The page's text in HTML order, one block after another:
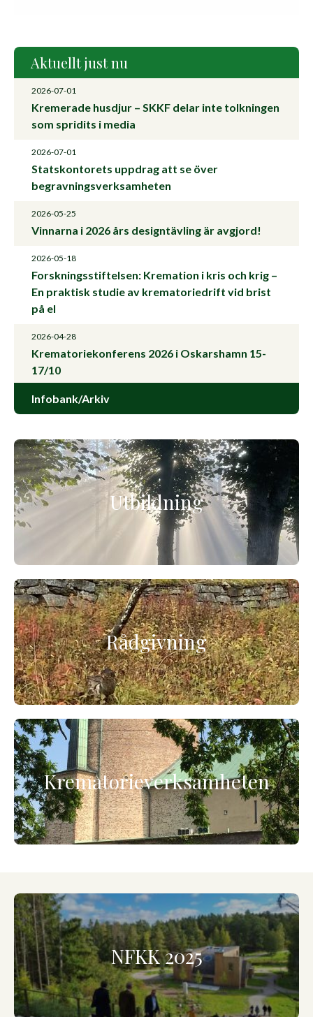
Aktuellt just nu
2026-07-01
Kremerade husdjur – SKKF delar inte tolkningen
som spridits i media
2026-07-01
Statskontorets uppdrag att se över
begravningsverksamheten
2026-05-25
Vinnarna i 2026 års designtävling är avgjord!
2026-05-18
Forskningsstiftelsen: Kremation i kris och krig –
En praktisk studie av krematoriedrift vid brist
på el
2026-04-28
Krematoriekonferens 2026 i Oskarshamn 15-
17/10
Infobank/Arkiv
Utbildning
Rådgivning
Krematorieverksamheten
NFKK 2025